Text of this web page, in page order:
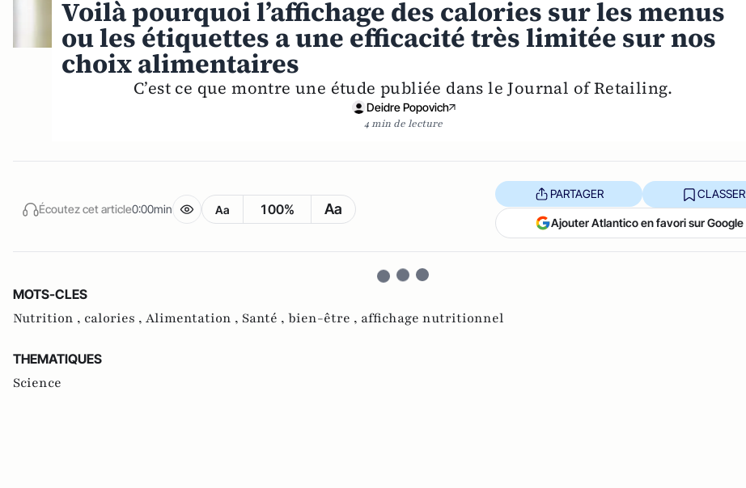
Voilà pourquoi l’affichage des calories sur les menus
ou les étiquettes a une efficacité très limitée sur nos
choix alimentaires
C’est ce que montre une étude publiée dans le Journal of Retailing.
Deidre Popovich
4 min de lecture
Écoutez cet article0:00min Aa 100% Aa
PARTAGER CLASSER
Ajouter Atlantico en favori sur Google
MOTS-CLES
Nutrition , calories , Alimentation , Santé , bien-être , affichage nutritionnel
THEMATIQUES
Science